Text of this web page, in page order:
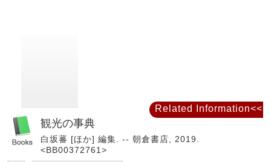
観光の事典
白坂蕃 [ほか] 編集. -- 朝倉書店, 2019.
<BB00372761>
Related Information<<